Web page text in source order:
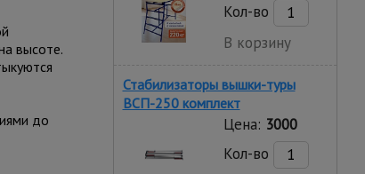
высоте.
до
Кол-во
В корзину
Стабилизаторы вышки-туры
ВСП-250 комплект
Цена: 3000
Кол-во